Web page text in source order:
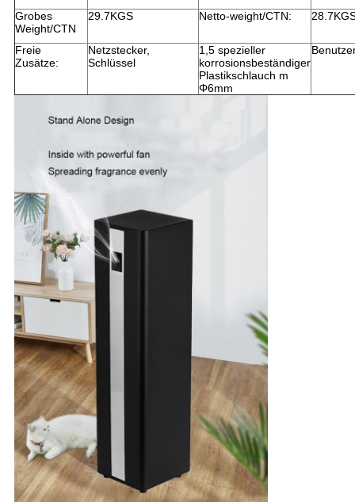
Grobes
Weight/CTN
29.7KGS Netto-weight/CTN:
Freie
Zusätze:
Netzstecker,
Schlüssel
1,5 spezieller
korrosionsbeständiger
Plastikschlauch m
Φ6mm